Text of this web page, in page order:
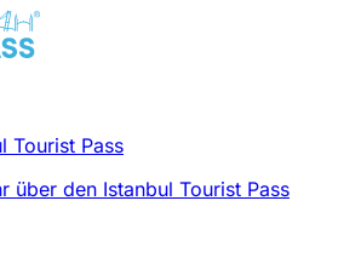
Tourist Pass
über den Istanbul Tourist Pass